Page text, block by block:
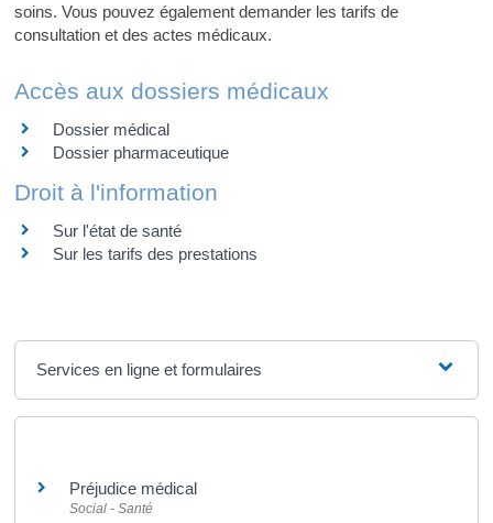
soins. Vous pouvez également demander les tarifs de
consultation et des actes médicaux.
Accès aux dossiers médicaux
Dossier médical
Dossier pharmaceutique
Droit à l'information
Sur l'état de santé
Sur les tarifs des prestations
Services en ligne et formulaires
Préjudice médical
Social - Santé